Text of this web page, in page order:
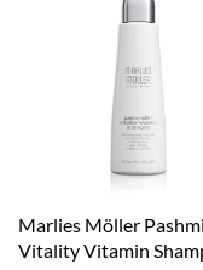
Marlies Möller
Vitality Vitamin